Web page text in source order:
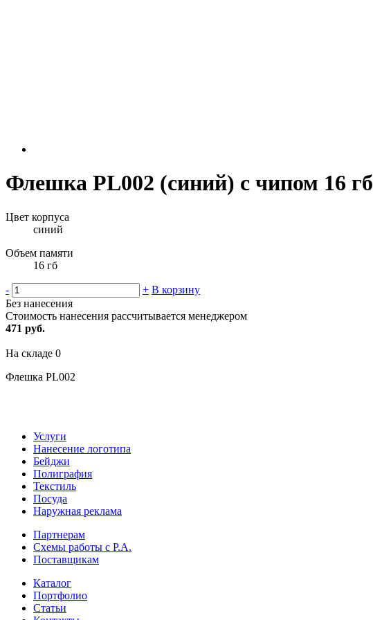
Флешка PL002 (синий) с чипом 16 гб
Цвет корпуса
синий
Объем памяти
16 гб
- + В корзину
Без нанесения
Стоимость нанесения рассчитывается менеджером
471 руб.
На складе 0
Флешка PL002
Услуги
Нанесение логотипа
Бейджи
Полиграфия
Текстиль
Посуда
Наружная реклама
Партнерам
Схемы работы с Р.А.
Поставщикам
Каталог
Портфолио
Статьи